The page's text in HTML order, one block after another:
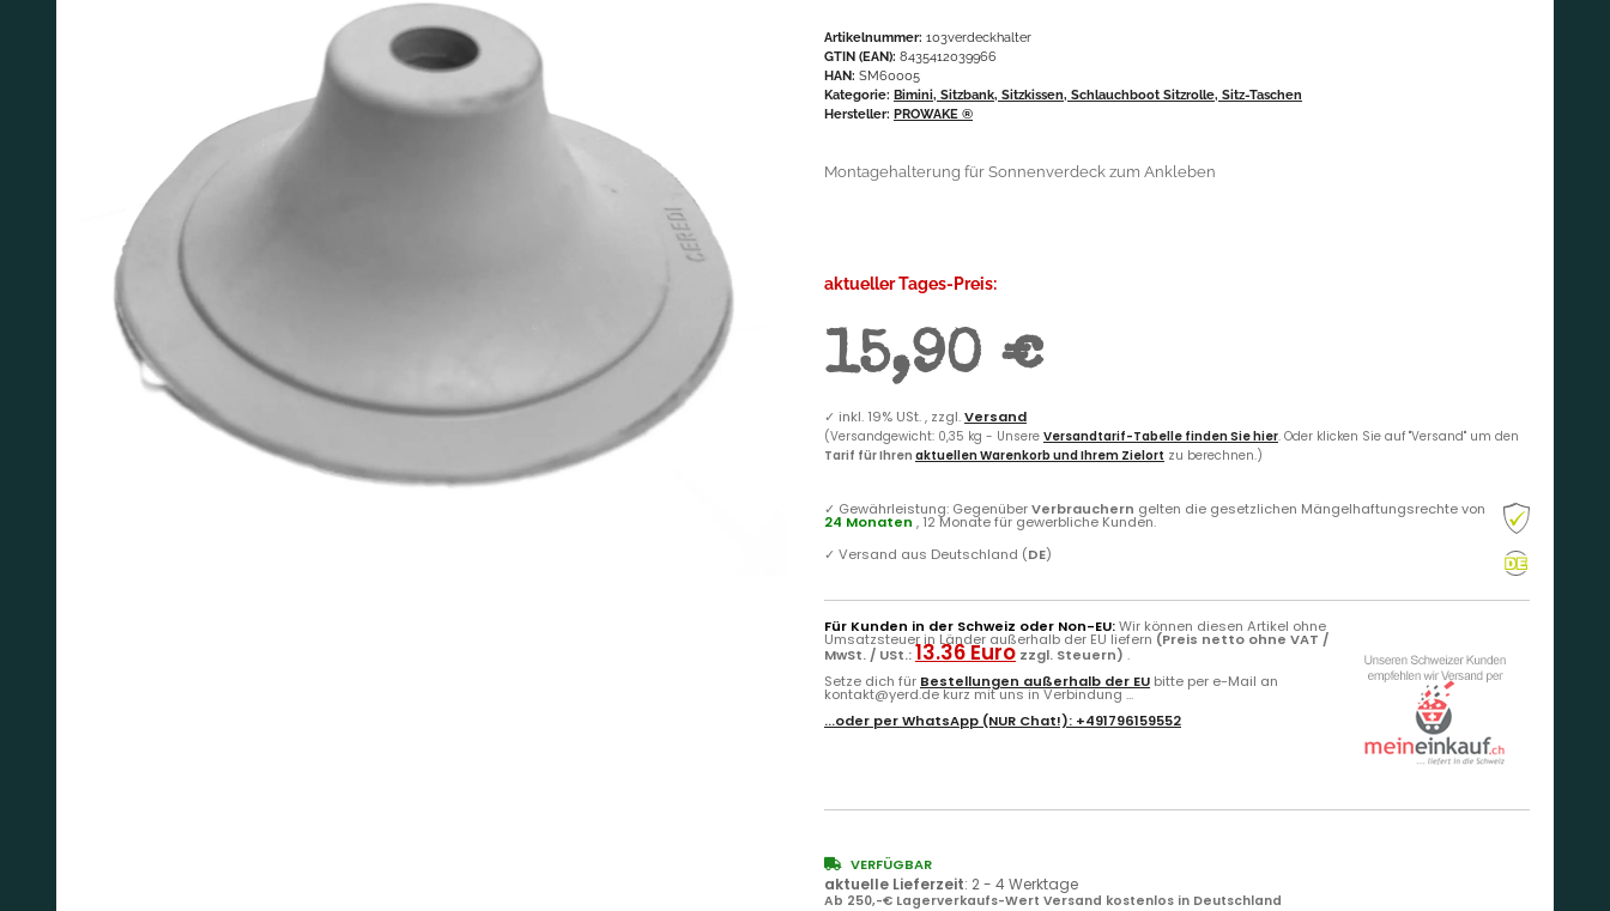
Artikelnummer: 103verdeckhalter
GTIN (EAN): 8435412039966
HAN: SM60005
Kategorie: Bimini, Sitzbank, Sitzkissen, Schlauchboot Sitzrolle, Sitz-Taschen
Hersteller: PROWAKE ®
Montagehalterung für Sonnenverdeck zum Ankleben
aktueller Tages-Preis:
15,90 €
✓ inkl. 19% USt. , zzgl.Versand
(Versandgewicht: 0,35 kg - Unsere Versandtarif-Tabelle finden Sie hier. Oder klicken Sie auf "Versand" um den
Tarif für Ihren aktuellen Warenkorb und Ihrem Zielort zu berechnen.)
✓ Gewährleistung: GegenüberVerbrauchern gelten die gesetzlichen Mängelhaftungsrechte von
24 Monaten , 12 Monate für gewerbliche Kunden.
✓ Versand aus Deutschland (DE)
Für Kunden in der Schweiz oder Non-EU:Wir können diesen Artikel ohne
Umsatzsteuer in Länder außerhalb der EU liefern (Preis netto ohne VAT /
MwSt. / USt.:13.36 Euro zzgl. Steuern) .
Setze dich für Bestellungen außerhalb der EU bitte per e-Mail an
kontakt@yerd.de kurz mit uns in Verbindung ...
...oder perWhatsApp (NUR Chat!): +491796159552
VERFÜGBAR
aktuelle Lieferzeit: 2 - 4 Werktage
Ab 250,-€ Lagerverkaufs-Wert Versand kostenlos in Deutschland